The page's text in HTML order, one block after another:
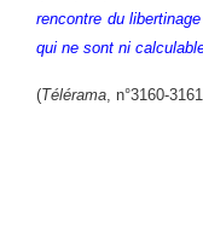
rencontre du
qui ne sont ni
(Télérama, n°3160-